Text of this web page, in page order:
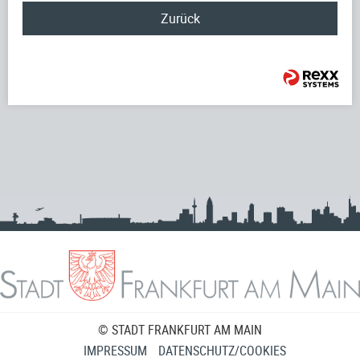
Zurück
© STADT FRANKFURT AM MAIN
IMPRESSUM
DATENSCHUTZ/COOKIES